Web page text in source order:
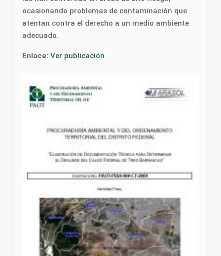
ocasionando problemas de contaminación que
atentan contra el derecho a un medio ambiente
adecuado.
Enlace: Ver publicación